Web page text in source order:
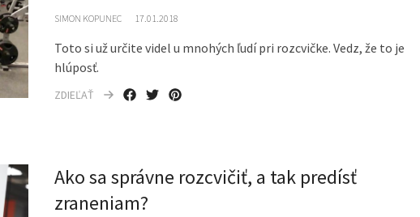
SIMON KOPUNEC 17.01.2018
Toto si už určite videl u mnohých ľudí pri rozcvičke. Vedz, že to je
hlúposť.
ZDIEĽAŤ
Ako sa správne rozcvičiť, a tak predísť
zraneniam?